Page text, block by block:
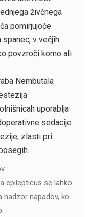
živčnega
pomirjujoče
v večjih
povzroči komo ali
Nembutala
uporablja
sedacije
zlasti pri
epilepticus se lahko
nadzor napadov, ko